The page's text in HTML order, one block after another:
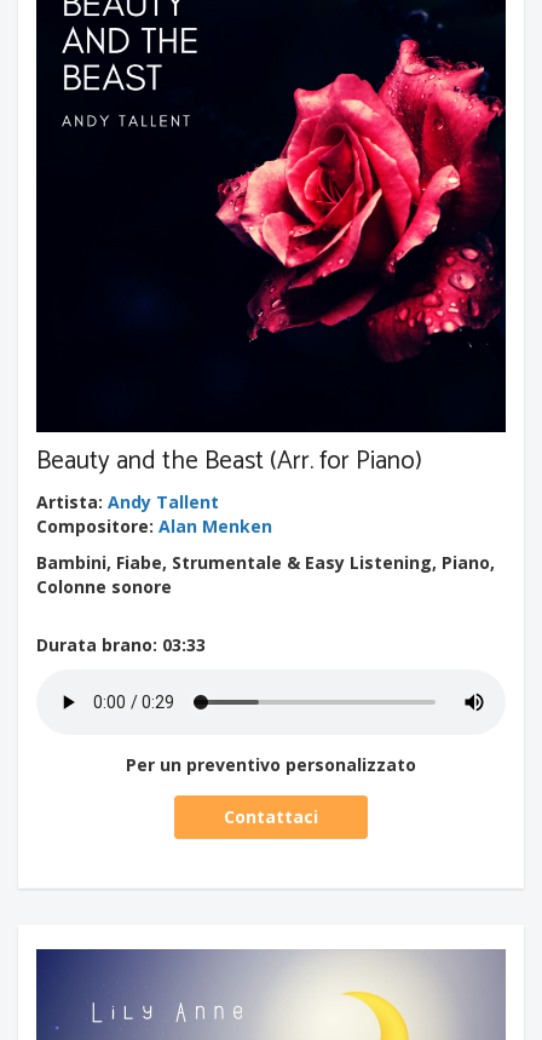
Beauty and the Beast (Arr. for Piano)
Artista: Andy Tallent
Compositore: Alan Menken
Bambini, Fiabe, Strumentale & Easy Listening, Piano,
Colonne sonore
Durata brano: 03:33
Per un preventivo personalizzato
Contattaci